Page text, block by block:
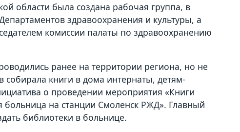
области была создана рабочая группа, в
здравоохранения и культуры, а
комиссии палаты по здравоохранению
ранее на территории региона, но не
книги в дома интернаты, детям-
о проведении мероприятия «Книги
больница на станции Смоленск РЖД». Главный
библиотеки в больнице.